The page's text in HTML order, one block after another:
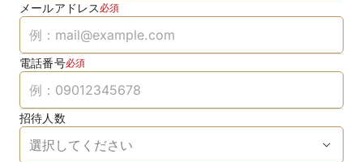
メールアドレス 必須
電話番号必須
招待人数